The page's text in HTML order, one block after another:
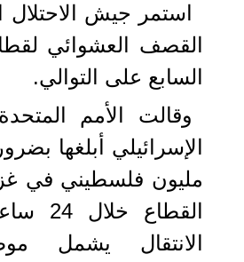
استمر جيش
القصف العشوائي
السابع على التوالي.
وقالت الأمم
مليون فلسطيني في
الانتقال يشمل